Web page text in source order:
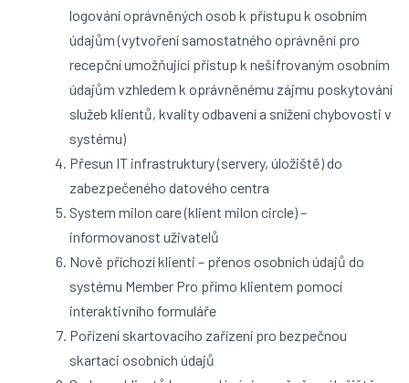
logování oprávněných osob k přístupu k osobním
údajům (vytvoření samostatného oprávnění pro
recepční umožňující přístup k nešifrovaným osobním
údajům vzhledem k oprávněnému zájmu poskytování
služeb klientů, kvality odbavení a snížení chybovosti v
systému)
Přesun IT infrastruktury (servery, úložiště) do
zabezpečeného datového centra
System milon care (klient milon circle) –
informovanost uživatelů
Nově příchozí klienti – přenos osobních údajů do
systému Member Pro přímo klientem pomocí
interaktivního formuláře
Pořízení skartovacího zařízení pro bezpečnou
skartaci osobních údajů